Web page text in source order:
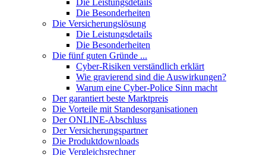
Die Leistungsdetails
Die Besonderheiten
Die Versicherungslösung
Die Leistungsdetails
Die Besonderheiten
Die fünf guten Gründe ...
Cyber-Risiken verständlich erklärt
Wie gravierend sind die Auswirkungen?
Warum eine Cyber-Police Sinn macht
Der garantiert beste Marktpreis
Die Vorteile mit Standesorganisationen
Der ONLINE-Abschluss
Der Versicherungspartner
Die Produktdownloads
Die Vergleichsrechner